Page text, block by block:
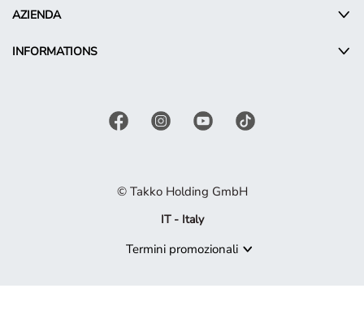
AZIENDA
INFORMATIONS
© Takko Holding GmbH
IT - Italy
Termini promozionali